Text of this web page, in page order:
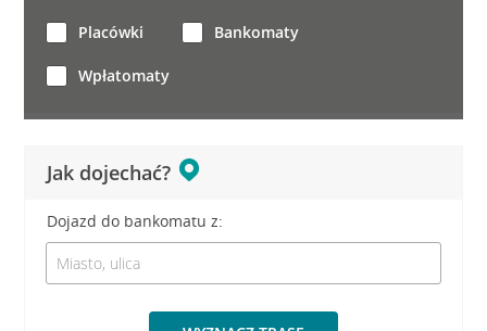
Jak dojechać?
Dojazd do bankomatu z:
Placówki Bankomaty
Wpłatomaty